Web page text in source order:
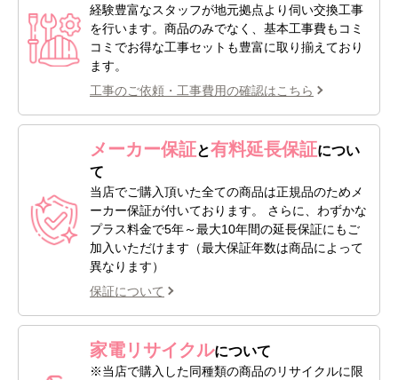
経験豊富なスタッフが地元拠点より伺い交換工事
を行います。商品のみでなく、基本工事費もコミ
コミでお得な工事セットも豊富に取り揃えており
ます。
工事のご依頼・工事費用の確認はこちら
メーカー保証と有料延長保証につい
て
当店でご購入頂いた全ての商品は正規品のためメ
ーカー保証が付いております。 さらに、わずかな
プラス料金で5年～最大10年間の延長保証にもご
加入いただけます（最大保証年数は商品によって
異なります）
保証について
家電リサイクルについて
※当店で購入した同種類の商品のリサイクルに限